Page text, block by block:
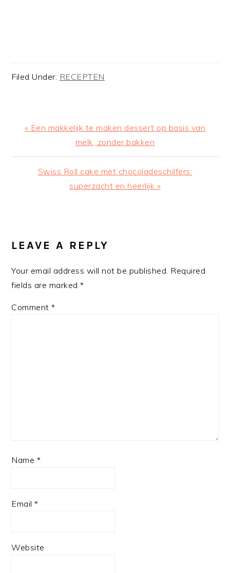
Filed Under: RECEPTEN
Previous
« Een makkelijk te maken dessert op basis van
melk, zonder bakken
Next
Swiss Roll cake met chocoladeschilfers:
superzacht en heerlijk »
INTERACTIONS
LEAVE A REPLY
Your email address will not be published. Required
fields are marked*
Comment*
Name *
Email*
Website